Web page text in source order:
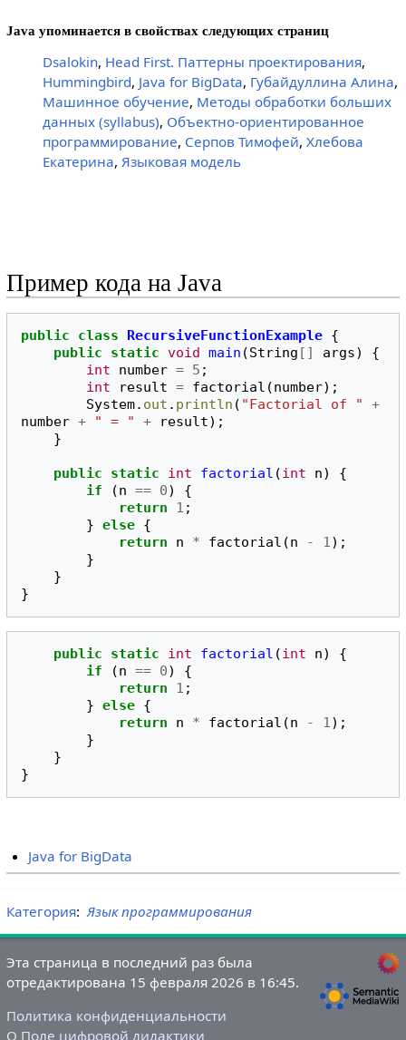
Java упоминается в свойствах следующих страниц
Dsalokin, Head First. Паттерны проектирования,
Hummingbird, Java for BigData, Губайдуллина Алина,
Машинное обучение, Методы обработки больших
данных (syllabus), Объектно-ориентированное
программирование, Серпов Тимофей, Хлебова
Екатерина, Языковая модель
Пример кода на Java
public class RecursiveFunctionExample {
public
static void main (String [] args)
{
int
number = 5 ;
int
result = factorial (number);
System. out . println ( "Factorial of "
+
number + " = " + result);
}
public static int factorial (int n)
{
if
(n == 0)
{
return
1 ;
} else {
return
n * factorial (n - 1);
}
}
}
public static int factorial (int n)
{
if
(n == 0)
{
return
1 ;
} else {
return
n * factorial (n - 1);
}
}
}
Java for BigData
Категория: Язык программирования
Эта страница в последний раз была
отредактирована 15 февраля 2026 в 16:45.
Политика конфиденциальности
О Поле цифровой дидактики